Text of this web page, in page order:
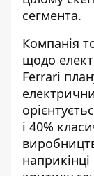
сегмента.
Компанія
щодо
Ferrari
і 40%